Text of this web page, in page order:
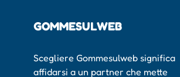
GOMMESULWEB
Scegliere Gommesulweb significa
affidarsi a un partner che mette